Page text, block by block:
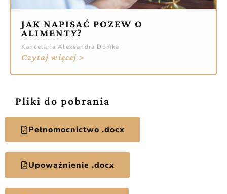
JAK NAPISAĆ POZEW O
ALIMENTY?
Kancelaria Aleksandra Domka
Czytaj więcej >
Pliki do pobrania
Pełnomocnictwo .docx
Upoważnienie .docx